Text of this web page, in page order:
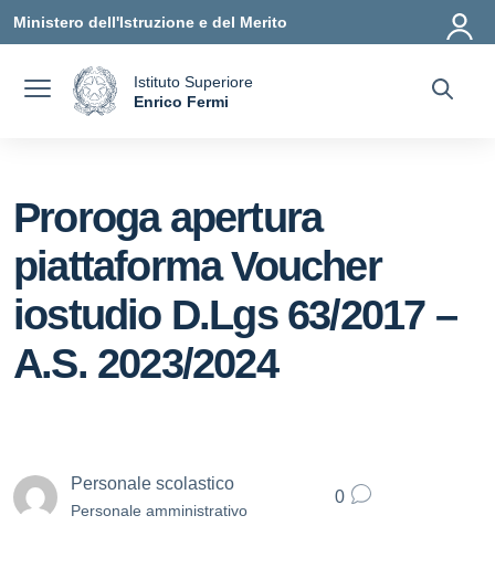
Ministero dell'Istruzione e del Merito
Istituto Superiore
Enrico Fermi
Proroga apertura
piattaforma Voucher
iostudio D.Lgs 63/2017 –
A.S. 2023/2024
Personale scolastico
Personale amministrativo
0